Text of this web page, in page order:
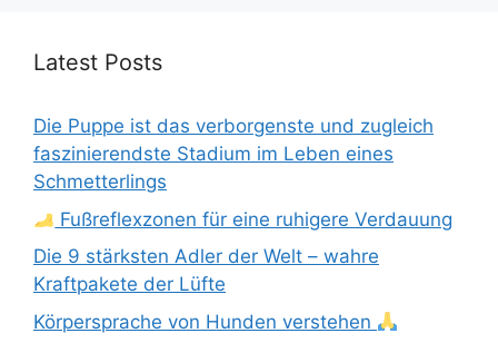
Latest Posts
Die Puppe ist das verborgenste und zugleich
faszinierendste Stadium im Leben eines
Schmetterlings
Fußreflexzonen für eine ruhigere Verdauung
Die 9 stärksten Adler der Welt – wahre
Kraftpakete der Lüfte
Körpersprache von Hunden verstehen